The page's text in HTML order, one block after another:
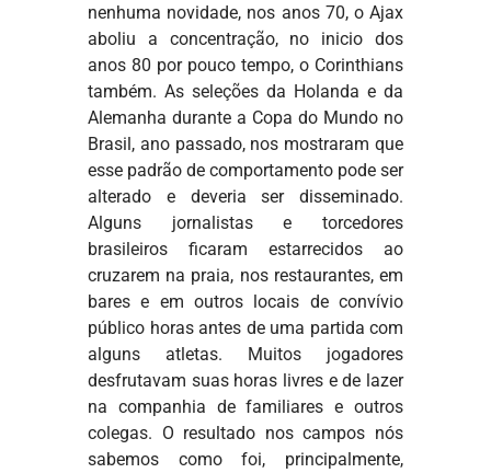
nenhuma novidade, nos anos 70, o Ajax
aboliu a concentração, no inicio dos
anos 80 por pouco tempo, o Corinthians
também. As seleções da Holanda e da
Alemanha durante a Copa do Mundo no
Brasil, ano passado, nos mostraram que
esse padrão de comportamento pode ser
alterado e deveria ser disseminado.
Alguns jornalistas e torcedores
brasileiros ficaram estarrecidos ao
cruzarem na praia, nos restaurantes, em
bares e em outros locais de convívio
público horas antes de uma partida com
alguns atletas. Muitos jogadores
desfrutavam suas horas livres e de lazer
na companhia de familiares e outros
colegas. O resultado nos campos nós
sabemos como foi, principalmente,